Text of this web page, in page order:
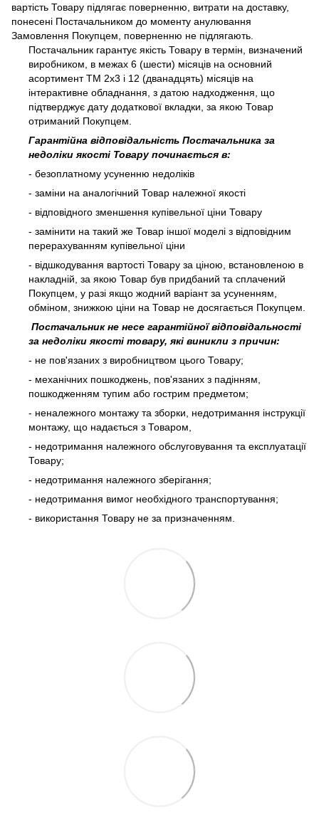
вартість Товару підлягає поверненню, витрати на доставку,
понесені Постачальником до моменту анулювання
Замовлення Покупцем, поверненню не підлягають.
Постачальник гарантує якість Товару в термін, визначений
виробником, в межах 6 (шести) місяців на основний
асортимент ТМ 2х3 і 12 (дванадцять) місяців на
інтерактивне обладнання, з датою надходження, що
підтверджує дату додаткової вкладки, за якою Товар
отриманий Покупцем.
Гарантійна відповідальність Постачальника за
недоліки якості Товару починається в:
- безоплатному усуненню недоліків
- заміни на аналогічний Товар належної якості
- відповідного зменшення купівельної ціни Товару
- замінити на такий же Товар іншої моделі з відповідним
перерахуванням купівельної ціни
- відшкодування вартості Товару за ціною, встановленою в
накладній, за якою Товар був придбаний та сплачений
Покупцем, у разі якщо жодний варіант за усуненням,
обміном, знижкою ціни на Товар не досягається Покупцем.
Постачальник не несе гарантійної відповідальності
за недоліки якості товару, які виникли з причин:
- не пов'язаних з виробництвом цього Товару;
- механічних пошкоджень, пов'язаних з падінням,
пошкодженням тупим або гострим предметом;
- неналежного монтажу та зборки, недотримання інструкції
монтажу, що надається з Товаром,
- недотримання належного обслуговування та експлуатації
Товару;
- недотримання належного зберігання;
- недотримання вимог необхідного транспортування;
- використання Товару не за призначенням.